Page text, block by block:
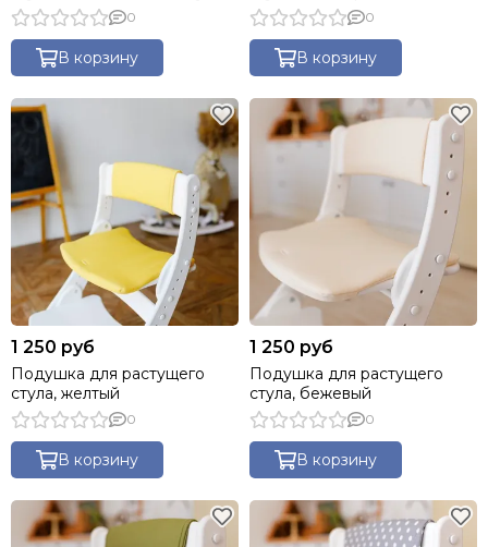
0
В корзину
0
В корзину
1 250 руб
Подушка для растущего
стула, желтый
0
В корзину
1 250 руб
Подушка для растущего
стула, бежевый
0
В корзину